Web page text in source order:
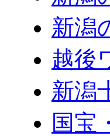
新潟
越後
新潟
国宝